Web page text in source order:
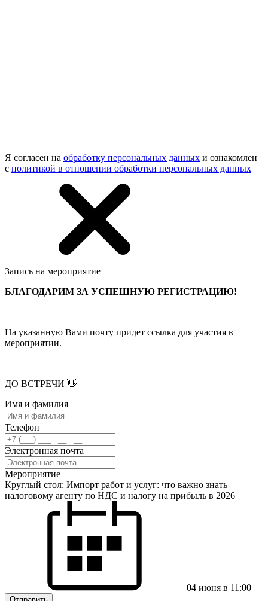
Я согласен на обработку персональных данных и ознакомлен
с политикой в отношении обработки персональных данных
Запись на мероприятие
БЛАГОДАРИМ ЗА УСПЕШНУЮ РЕГИСТРАЦИЮ!
На указанную Вами почту придет ссылка для участия в
мероприятии.
ДО ВСТРЕЧИ 👋
Имя и фамилия
Телефон
Электронная почта
Мероприятие
Круглый стол: Импорт работ и услуг: что важно знать
налоговому агенту по НДС и налогу на прибыль в 2026
04 июня в 11:00